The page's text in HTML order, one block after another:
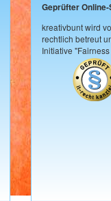
Geprüfter
kreativbunt wird
rechtlich betreut
Initiative